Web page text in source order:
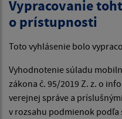
Vypracovanie
o prístupnosti
Toto vyhlásenie bolo
Vyhodnotenie súladu
zákona č. 95/2019 Z. z. o
verejnej správe a
v rozsahu podmienok podľa